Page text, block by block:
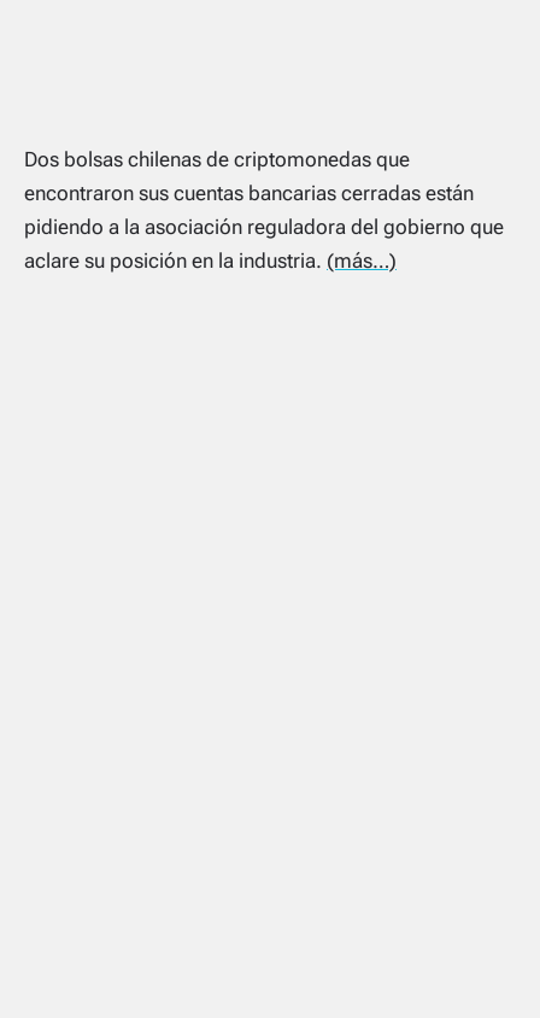
Dos bolsas chilenas de criptomonedas que
encontraron sus cuentas bancarias cerradas están
pidiendo a la asociación reguladora del gobierno que
aclare su posición en la industria. (más…)